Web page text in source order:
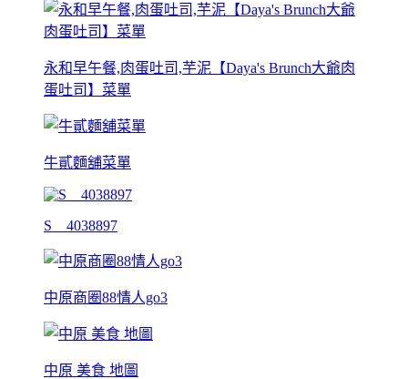
永和早午餐,肉蛋吐司,芋泥【Daya's Brunch大爺肉
蛋吐司】菜單
牛貳麵舖菜單
S__4038897
中原商圈88情人go3
中原 美食 地圖